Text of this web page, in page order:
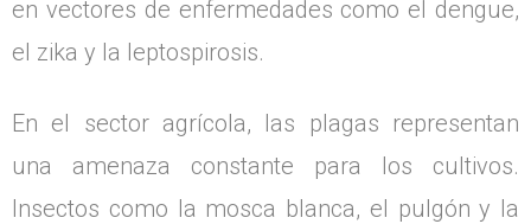
en vectores de enfermedades como el dengue,
el zika y la leptospirosis.
En el sector agrícola, las plagas representan
una amenaza constante para los cultivos.
Insectos como la mosca blanca, el pulgón y la